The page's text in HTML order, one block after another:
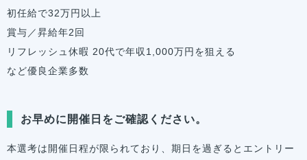
初任給で32万円以上
賞与／昇給年2回
リフレッシュ休暇 20代で年収1,000万円を狙える
など優良企業多数
お早めに開催日をご確認ください。
本選考は開催日程が限られており、期日を過ぎるとエントリー